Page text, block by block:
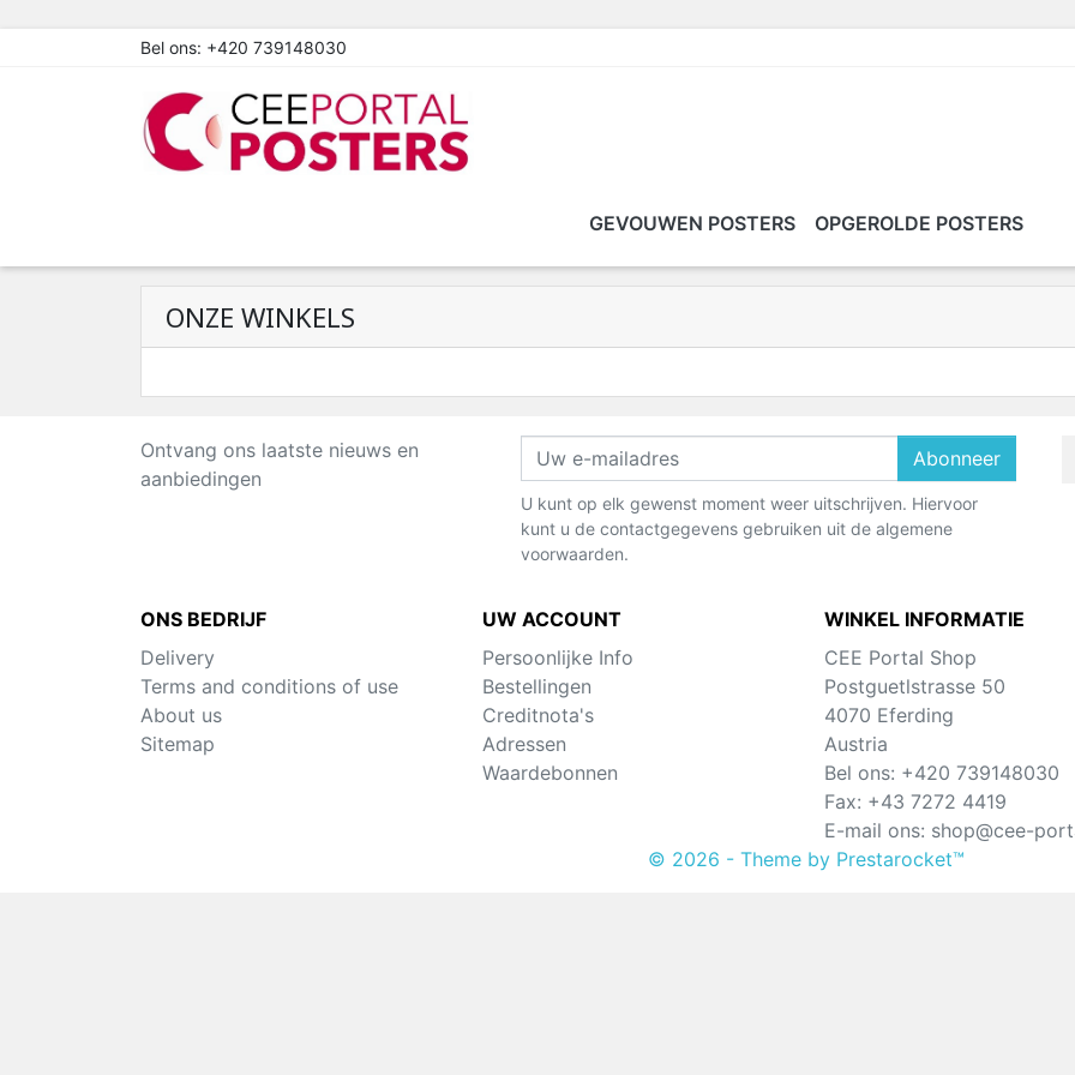
Bel ons: +420 739148030
GEVOUWEN POSTERS OPGEROLDE POSTERS
ONZE WINKELS
Ontvang ons laatste nieuws en
aanbiedingen
Abonneer
U kunt op elk gewenst moment weer uitschrijven. Hiervoor
kunt u de contactgegevens gebruiken uit de algemene
voorwaarden.
ONS BEDRIJF
Delivery
Terms and conditions of use
About us
Sitemap
UW ACCOUNT
Persoonlijke Info
Bestellingen
Creditnota's
Adressen
Waardebonnen
WINKEL INFORMATIE
CEE Portal Shop
Postguetlstrasse 50
4070 Eferding
Austria
Bel ons: +420 739148030
Fax: +43 7272 4419
E-mail ons: shop@cee-
© 2026 - Theme by Prestarocket™